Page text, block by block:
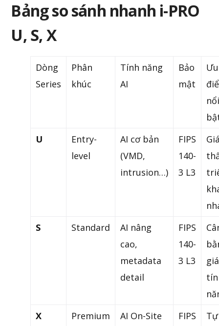
Bảng so sánh nhanh i-PRO
U, S, X
Dòng
Series
Phân
khúc
Tính năng
AI
Bảo
mật
Ưu
U
Entry-
level
AI cơ bản
(VMD,
intrusion…)
FIPS
140-
3 L3
S
Standard
AI nâng
cao,
metadata
detail
FIPS
140-
3 L3
X
Premium
AI On-Site
FIPS
Tự